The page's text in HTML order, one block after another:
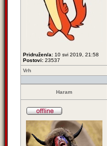
Pridružen/a: 10 svi 2019, 21:58
Postovi: 23537
Vrh
Haram